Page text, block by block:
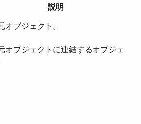
説明
オブジェクト。
オブジェクトに連結するオブジェ